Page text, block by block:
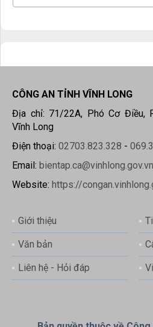
CÔNG AN TỈNH VĨNH LONG
Địa chỉ: 71/22A, Phó Cơ Điều,
Vĩnh Long
Điện thoại: 02703.823.328 -
Email: bientap.ca@vinhlong.gov.vn
Website: https://
Giới thiệu
Văn bản
Liên hệ - Hỏi đáp